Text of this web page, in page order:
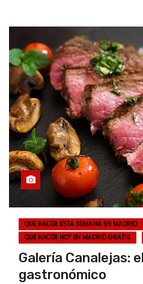
QUE HACER ESTA SEMANA EN MADRID
QUE HACER HOY EN MADRID GRATIS
Galería Canalejas:
gastronómico